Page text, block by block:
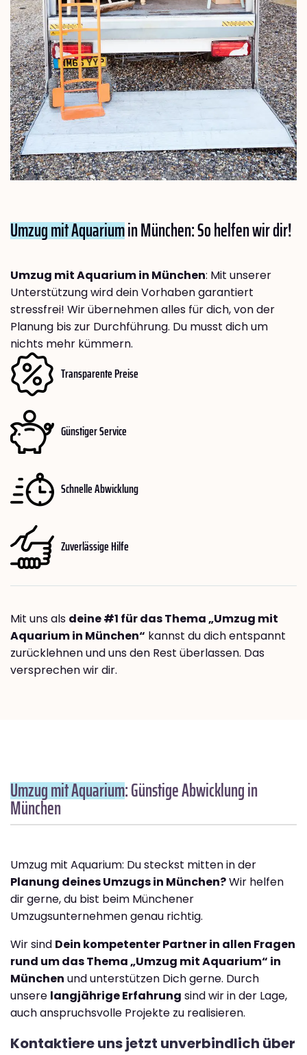
Umzug mit Aquariumin München: So helfen wir dir!
Umzug mit Aquarium in München: Mit unserer
Unterstützung wird dein Vorhaben garantiert
stressfrei! Wir übernehmen alles für dich, von der
Planung bis zur Durchführung. Du musst dich um
nichts mehr kümmern.
Transparente Preise
Günstiger Service
Schnelle Abwicklung
Zuverlässige Hilfe
Mit uns als deine #1 für das Thema „Umzug mit
Aquarium in München“ kannst du dich entspannt
zurücklehnen und uns den Rest überlassen. Das
versprechen wir dir.
Umzug mit Aquarium: Günstige Abwicklung in
München
Umzug mit Aquarium: Du steckst mitten in der
Planung deines Umzugs in München?Wir helfen
dir gerne, du bist beim Münchener
Umzugsunternehmen genau richtig.
Wir sind Dein kompetenter Partner in allen Fragen
rund um das Thema „Umzug mit Aquarium“ in
München und unterstützen Dich gerne. Durch
unsere langjährige Erfahrung sind wir in der Lage,
auch anspruchsvolle Projekte zu realisieren.
Kontaktiere uns jetzt unverbindlich über